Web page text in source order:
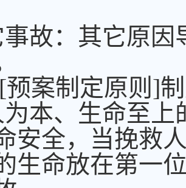
事故：其它原
预案制定原则]
为本、生命至
安全，当挽救
生命放在第一